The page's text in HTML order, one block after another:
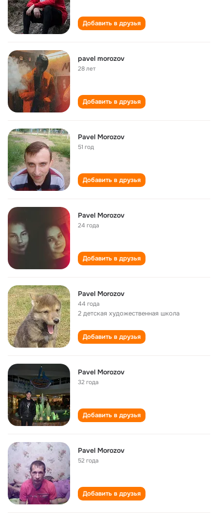
Добавить в друзья
pavel morozov
28 лет
Добавить в друзья
Pavel Morozov
51 год
Добавить в друзья
Pavel Morozov
24 года
Добавить в друзья
Pavel Morozov
44 года
2 детская художественная школа
Добавить в друзья
Pavel Morozov
32 года
Добавить в друзья
Pavel Morozov
52 года
Добавить в друзья